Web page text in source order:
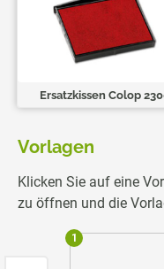
Ersatzkissen Colop
Vorlagen
Klicken Sie auf eine
zu öffnen und die
1